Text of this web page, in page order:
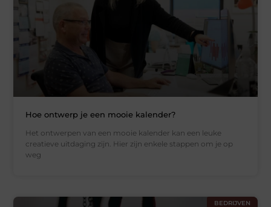
Hoe ontwerp je een mooie kalender?
Het ontwerpen van een mooie kalender kan een leuke
creatieve uitdaging zijn. Hier zijn enkele stappen om je op
weg
BEDRIJVEN